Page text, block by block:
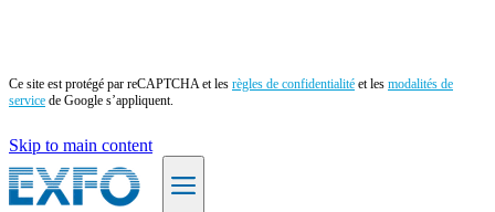
Ce site est protégé par reCAPTCHA et les règles de confidentialité et les modalités de
service de Google s’appliquent.
Skip to main content